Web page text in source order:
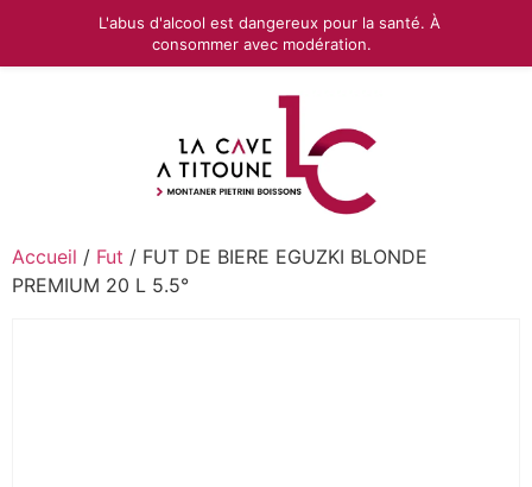
Accueil / Fut / FUT DE BIERE EGUZKI BLONDE
PREMIUM 20 L 5.5°
L'abus d'alcool est dangereux pour la santé. À
consommer avec modération.